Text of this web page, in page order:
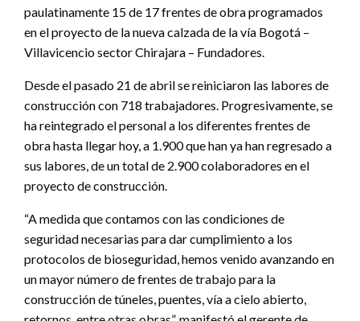
paulatinamente 15 de 17 frentes de obra programados
en el proyecto de la nueva calzada de la vía Bogotá –
Villavicencio sector Chirajara – Fundadores.
Desde el pasado 21 de abril se reiniciaron las labores de
construcción con 718 trabajadores. Progresivamente, se
ha reintegrado el personal a los diferentes frentes de
obra hasta llegar hoy, a 1.900 que han ya han regresado a
sus labores, de un total de 2.900 colaboradores en el
proyecto de construcción.
“A medida que contamos con las condiciones de
seguridad necesarias para dar cumplimiento a los
protocolos de bioseguridad, hemos venido avanzando en
un mayor número de frentes de trabajo para la
construcción de túneles, puentes, vía a cielo abierto,